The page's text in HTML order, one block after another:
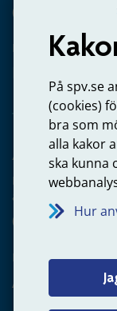
På spv.se
(cookies)
bra som
alla kakor
ska kunna
Hur
020-65 00 65
Kontakta oss
Arbetsgivare
Frågor om
anställning
060-18 75 03
Kontakta oss
Arbetsgivare